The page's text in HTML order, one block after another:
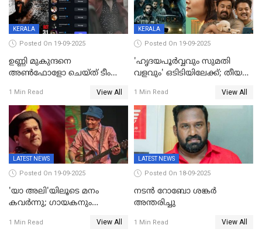
KERALA
Posted On 19-09-2025
ഉണ്ണി മുകുന്ദനെ
അൺഫോളോ ചെയ്ത് ടീം
മാർക്കോയിൽ യാഷ്,
പൃഥ്വിരാജ്,
മമ്മുട്ടി,മോഹൻലാൽ..ചർച്ചകളുമായി
സൈബർലോകവും
1 Min Read View All
KERALA
Posted On 19-09-2025
'ഹൃദയപൂര്‍വ്വവും സുമതി
വളവും' ഒടിടിയിലേക്ക്; തീയതി
1 Min Read View All
LATEST NEWS
Posted On 19-09-2025
'യാ അലി'യിലൂടെ മനം
കവർന്നു; ഗായകനും
അന്തരിച്ചു
1 Min Read View All
LATEST NEWS
Posted On 18-09-2025
നടൻ റോബോ ശങ്കർ
അന്തരിച്ചു
1 Min Read View All